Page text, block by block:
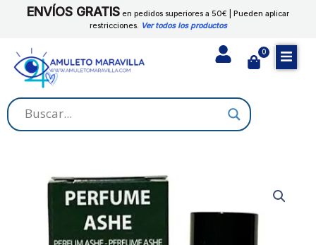
ENVÍOS GRATIS en pedidos superiores a 50€ | Pueden aplicar
restricciones. Ver todos los productos
0
Cart
PERFUME
SUERTE
cantidad
cantidad